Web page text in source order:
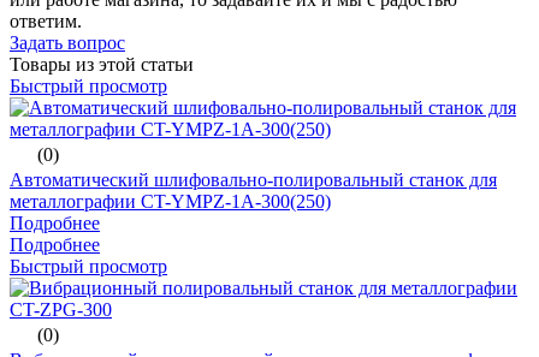
ответим.
Задать вопрос
Товары из этой статьи
Быстрый просмотр
(0)
Автоматический шлифовально-полировальный станок для
металлографии CT-YMPZ-1A-300(250)
Подробнее
Подробнее
Быстрый просмотр
(0)